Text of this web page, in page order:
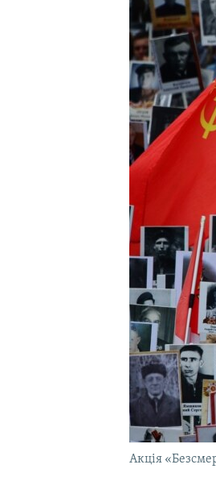
УКРАЇНСЬКА ПРОБЛЕМА КРИМУ
Акція